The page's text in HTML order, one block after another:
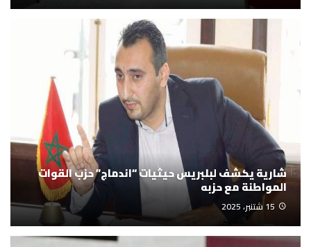
شارية يكشف لبلبريس حيثيات “اندماج” حزب القوات
المواطنة مع حزبه
15 شتنبر، 2025